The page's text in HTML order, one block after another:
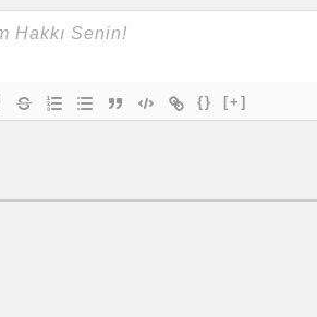
{} [+]